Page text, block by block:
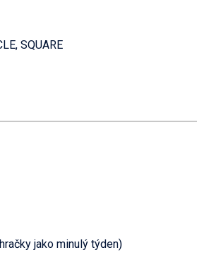
SQUARE
jako minulý týden)